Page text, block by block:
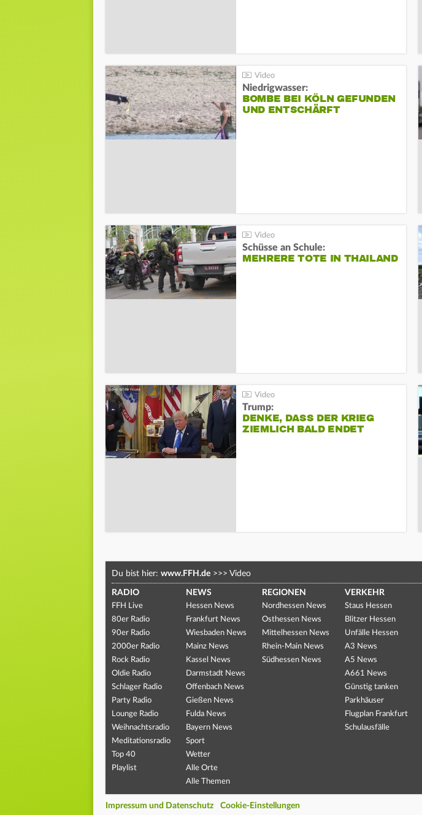
Niedrigwasser:
BOMBE BEI KÖLN GEFUNDEN
UND ENTSCHÄRFT
Schüsse an Schule:
MEHRERE TOTE IN THAILAND
Trump:
DENKE, DASS DER KRIEG
ZIEMLICH BALD ENDET
Du bist hier: www.FFH.de >>> Video
RADIO
FFH Live
80er Radio
90er Radio
2000er Radio
Rock Radio
Oldie Radio
Schlager Radio
Party Radio
Lounge Radio
Weihnachtsradio
Meditationsradio
Top 40
Playlist
NEWS
Hessen News
Frankfurt News
Wiesbaden News
Mainz News
Kassel News
Darmstadt News
Offenbach News
Gießen News
Fulda News
Bayern News
Sport
Wetter
Alle Orte
Alle Themen
REGIONEN
Nordhessen News
Osthessen News
Mittelhessen News
Rhein-Main News
Südhessen News
VERKEHR
Staus Hessen
Blitzer Hessen
Unfälle Hessen
A3 News
A5 News
A661 News
Günstig tanken
Parkhäuser
Flugplan Frankfurt
Schulausfälle
Impressum und Datenschutz Cookie-Einstellungen